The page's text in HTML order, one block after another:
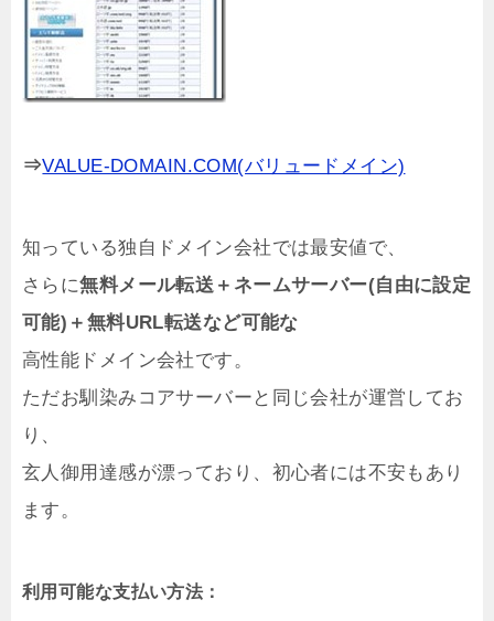
⇒VALUE-DOMAIN.COM(バリュードメイン)
知っている独自ドメイン会社では最安値で、
さらに無料メール転送＋ネームサーバー(自由に設定
可能)＋無料URL転送など可能な
高性能ドメイン会社です。
ただお馴染みコアサーバーと同じ会社が運営してお
り、
玄人御用達感が漂っており、初心者には不安もあり
ます。
利用可能な支払い方法：